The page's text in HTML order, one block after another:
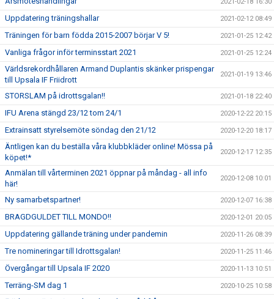
2021-02-18 16:30
Uppdatering träningshallar 2021-02-12 08:49
Träningen för barn födda 2015-2007 börjar V 5! 2021-01-25 12:42
Vanliga frågor inför terminsstart 2021 2021-01-25 12:24
Världsrekordhållaren Armand Duplantis skänker prispengar
till Upsala IF Friidrott
2021-01-19 13:46
STORSLAM på idrottsgalan!! 2021-01-18 22:40
IFU Arena stängd 23/12 tom 24/1 2020-12-22 20:15
Extrainsatt styrelsemöte söndag den 21/12 2020-12-20 18:17
Äntligen kan du beställa våra klubbkläder online! Mössa på
köpet!*
2020-12-17 12:35
Anmälan till vårterminen 2021 öppnar på måndag - all info
här!
2020-12-08 10:01
Ny samarbetspartner! 2020-12-07 16:38
BRAGDGULDET TILL MONDO!! 2020-12-01 20:05
Uppdatering gällande träning under pandemin 2020-11-26 08:39
Tre nomineringar till Idrottsgalan! 2020-11-25 11:46
Övergångar till Upsala IF 2020 2020-11-13 10:51
Terräng-SM dag 1 2020-10-25 10:58